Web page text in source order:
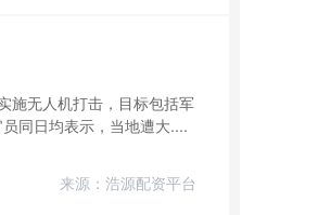
施无人机打击，目标包括军
同日均表示，当地遭大....
来源：浩源配资平台